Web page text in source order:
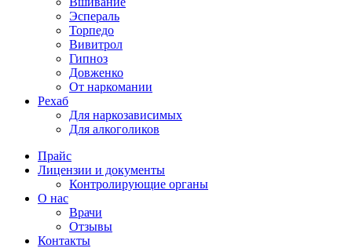
Эспераль
Торпедо
Вивитрол
Гипноз
Довженко
От наркомании
Рехаб
Для наркозависимых
Для алкоголиков
Прайс
Лицензии и документы
Контролирующие органы
О нас
Врачи
Отзывы
Контакты